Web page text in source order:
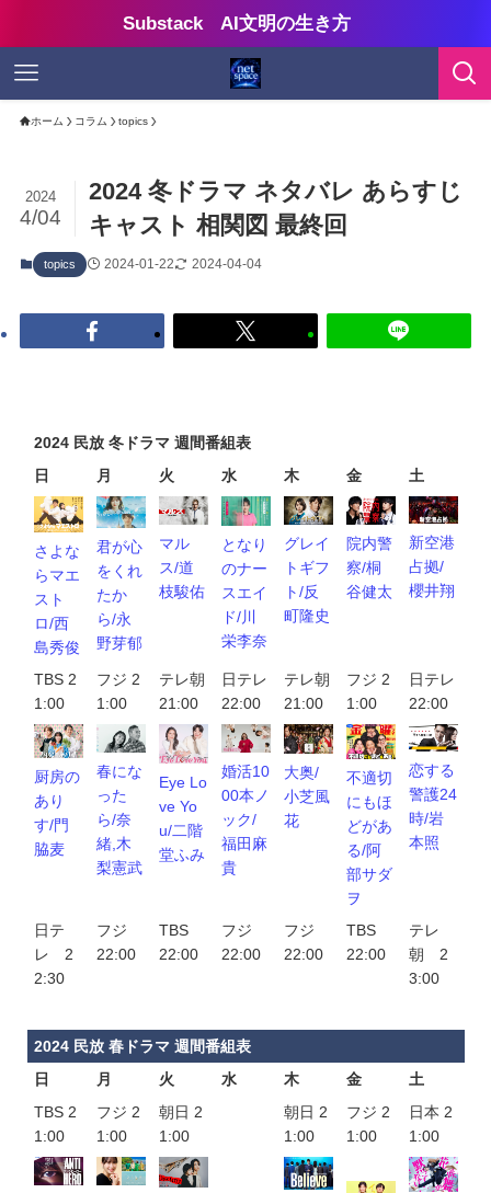
Substack AI文明の生き方
ホーム コラム topics
2024 冬ドラマ ネタバレ あらすじ
キャスト 相関図 最終回
2024
4/04
topics 2024-01-22 2024-04-04
2024 民放 冬ドラマ 週間番組表
日
月 火 水 木 金 土
さよな
らマエ
スト
ロ/西
島秀俊
君が心
をくれ
たか
ら/永
野芽郁
マル
ス/道
枝駿佑
となり
のナー
スエイ
ド/川
栄李奈
グレイ
トギフ
ト/反
町隆史
院内警
察/桐
谷健太
新空港
占拠/
櫻井翔
TBS 2
1:00
フジ 2
1:00
テレ朝
21:00
日テレ
22:00
テレ朝
21:00
フジ 2
1:00
日テレ
22:00
厨房の
あり
す/門
脇麦
春にな
った
ら/奈
緒,木
梨憲武
Eye Lo
ve Yo
u/二階
堂ふみ
婚活10
00本ノ
ック/
福田麻
貴
大奥/
小芝風
花
不適切
にもほ
どがあ
る/阿
部サダ
ヲ
恋する
警護24
時/岩
本照
日テ
レ 2
2:30
フジ
22:00
TBS
22:00
フジ
22:00
フジ
22:00
TBS
22:00
テレ
朝 2
3:00
2024 民放 春ドラマ 週間番組表
日
月 火 水 木 金
土
TBS 2
1:00
フジ 2
1:00
朝日 2
1:00
朝日 2
1:00
フジ 2
1:00
日本 2
1:00